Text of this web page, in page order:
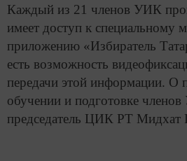
Каждый из 21 членов УИК
имеет доступ к специальному
приложению «Избиратель
есть возможность
передачи этой информации. О
обучении и подготовке
председатель ЦИК РТ Мидхат